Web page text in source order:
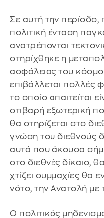
Σε αυτή την περίοδο,
πολιτική ένταση
ανατρέπονται
στηρίχθηκε η
ασφάλειας του
επιβάλλεται πολλές
το οποίο απαιτείται
στιβαρή εξωτερική
θα στηρίζεται στο
γνώση του διεθνούς
αυτά που άκουσα
στο διεθνές δίκαιο,
χτίζει συμμαχίες θα
νότο, την Ανατολή με
Ο πολιτικός